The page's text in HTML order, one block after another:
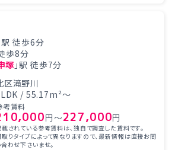
」駅 徒歩6分
歩8分
塚 」駅 徒歩7分
区滝野川
/ 55.17m²～
考賃料
円～227,000円
されている参考賃料は、独自で調査した賃料です。
りタイプによって異なりますので、最新情報は直接お問
合わせ下さいませ。